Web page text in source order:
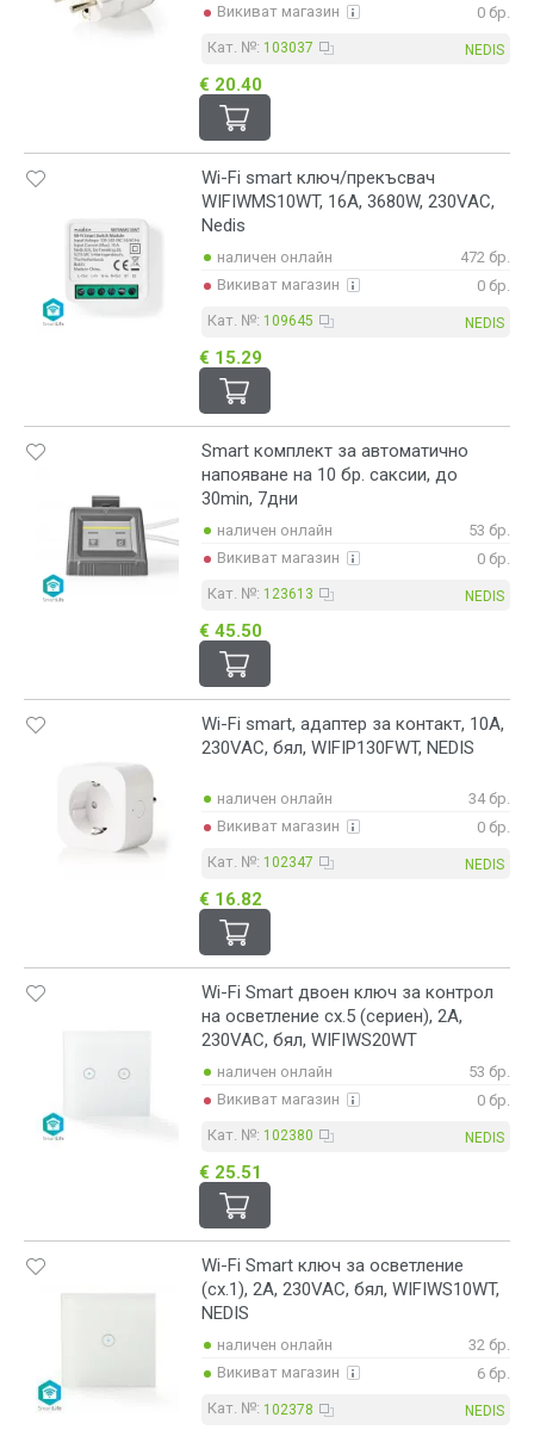
Викиват магазин
0 бр.
Кат. №: 103037 NEDIS
€ 20.40
Wi-Fi smart ключ/прекъсвач
WIFIWMS10WT, 16A, 3680W, 230VAC,
Nedis
наличен онлайн
472 бр.
Викиват магазин
0 бр.
Кат. №: 109645 NEDIS
€ 15.29
Smart комплект за автоматично
напояване на 10 бр. саксии, до
30min, 7дни
наличен онлайн
53 бр.
Викиват магазин
0 бр.
Кат. №: 123613 NEDIS
€ 45.50
Wi-Fi smart, адаптер за контакт, 10A,
230VAC, бял, WIFIP130FWT, NEDIS
наличен онлайн
34 бр.
Викиват магазин
0 бр.
Кат. №: 102347 NEDIS
€ 16.82
Wi-Fi Smart двоен ключ за контрол
на осветление сх.5 (сериен), 2A,
230VAC, бял, WIFIWS20WT
наличен онлайн
53 бр.
Викиват магазин
0 бр.
Кат. №: 102380 NEDIS
€ 25.51
Wi-Fi Smart ключ за осветление
(сх.1), 2A, 230VAC, бял, WIFIWS10WT,
NEDIS
наличен онлайн
32 бр.
Викиват магазин
6 бр.
Кат. №: 102378 NEDIS